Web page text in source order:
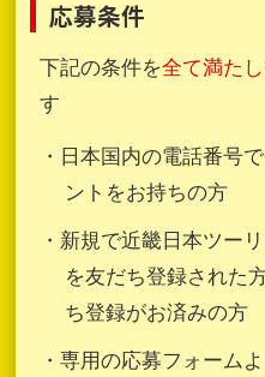
応募条件
下記の条件を全て満た
す
・日本国内の電話番号
ントをお持ちの方
・新規で近畿日本ツー
を友だち登録された
ち登録がお済みの方
・専用の応募フォーム